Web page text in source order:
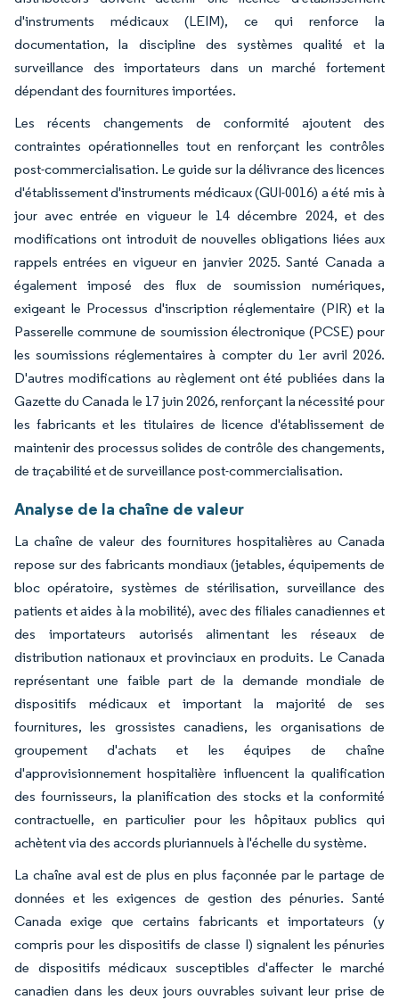
d'instruments médicaux (LEIM), ce qui renforce la
documentation, la discipline des systèmes qualité et la
surveillance des importateurs dans un marché fortement
dépendant des fournitures importées.
Les récents changements de conformité ajoutent des
contraintes opérationnelles tout en renforçant les contrôles
post-commercialisation. Le guide sur la délivrance des licences
d'établissement d'instruments médicaux (GUI-0016) a été mis à
jour avec entrée en vigueur le 14 décembre 2024, et des
modifications ont introduit de nouvelles obligations liées aux
rappels entrées en vigueur en janvier 2025. Santé Canada a
également imposé des flux de soumission numériques,
exigeant le Processus d'inscription réglementaire (PIR) et la
Passerelle commune de soumission électronique (PCSE) pour
les soumissions réglementaires à compter du 1er avril 2026.
D'autres modifications au règlement ont été publiées dans la
Gazette du Canada le 17 juin 2026, renforçant la nécessité pour
les fabricants et les titulaires de licence d'établissement de
maintenir des processus solides de contrôle des changements,
de traçabilité et de surveillance post-commercialisation.
Analyse de la chaîne de valeur
La chaîne de valeur des fournitures hospitalières au Canada
repose sur des fabricants mondiaux (jetables, équipements de
bloc opératoire, systèmes de stérilisation, surveillance des
patients et aides à la mobilité), avec des filiales canadiennes et
des importateurs autorisés alimentant les réseaux de
distribution nationaux et provinciaux en produits. Le Canada
représentant une faible part de la demande mondiale de
dispositifs médicaux et important la majorité de ses
fournitures, les grossistes canadiens, les organisations de
groupement d'achats et les équipes de chaîne
d'approvisionnement hospitalière influencent la qualification
des fournisseurs, la planification des stocks et la conformité
contractuelle, en particulier pour les hôpitaux publics qui
achètent via des accords pluriannuels à l'échelle du système.
La chaîne aval est de plus en plus façonnée par le partage de
données et les exigences de gestion des pénuries. Santé
Canada exige que certains fabricants et importateurs (y
compris pour les dispositifs de classe I) signalent les pénuries
de dispositifs médicaux susceptibles d'affecter le marché
canadien dans les deux jours ouvrables suivant leur prise de